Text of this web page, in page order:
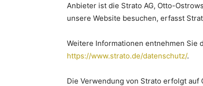
Anbieter ist die Strato AG, Otto-
unsere Website besuchen, erfasst
Weitere Informationen entnehmen Sie
https://www.strato.de/datenschutz/.
Die Verwendung von Strato erfolgt auf